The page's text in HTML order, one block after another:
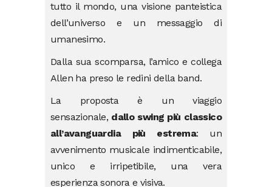
tutto il mondo, una visione panteistica
dell’universo e un messaggio di
umanesimo.
Dalla sua scomparsa, l’amico e collega
Allen ha preso le redini della band.
La proposta è un viaggio
sensazionale, dallo swing più classico
all’avanguardia più estrema: un
avvenimento musicale indimenticabile,
unico e irripetibile, una vera
esperienza sonora e visiva.